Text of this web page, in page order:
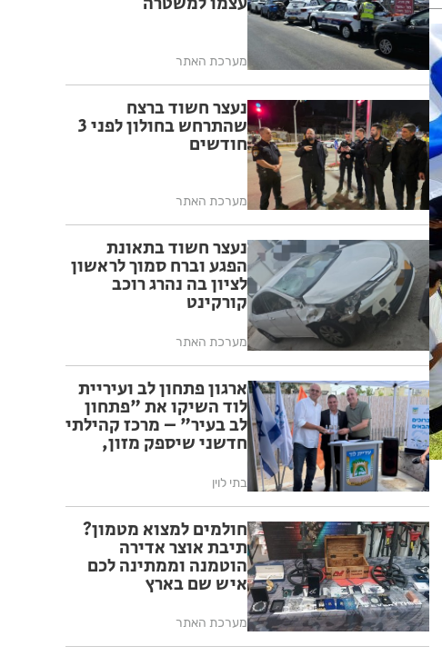
מערכת האתר
נעצר חשוד ברצח
שהתרחש בחולון לפני 3
חודשים
מערכת האתר
נעצר חשוד בתאונת
הפגע וברח סמוך לראשון
לציון בה נהרג רוכב
קורקינט
מערכת האתר
ארגון פתחון לב ועיריית
לוד השיקו את "פתחון
לב בעיר" – מרכז קהילתי
חדשני שיספק מזון,
לתושבי העיר
בתי לוין
חולמים למצוא מטמון?
תיבת אוצר אדירה
הוטמנה וממתינה לכם
איש שם בארץ
מערכת האתר